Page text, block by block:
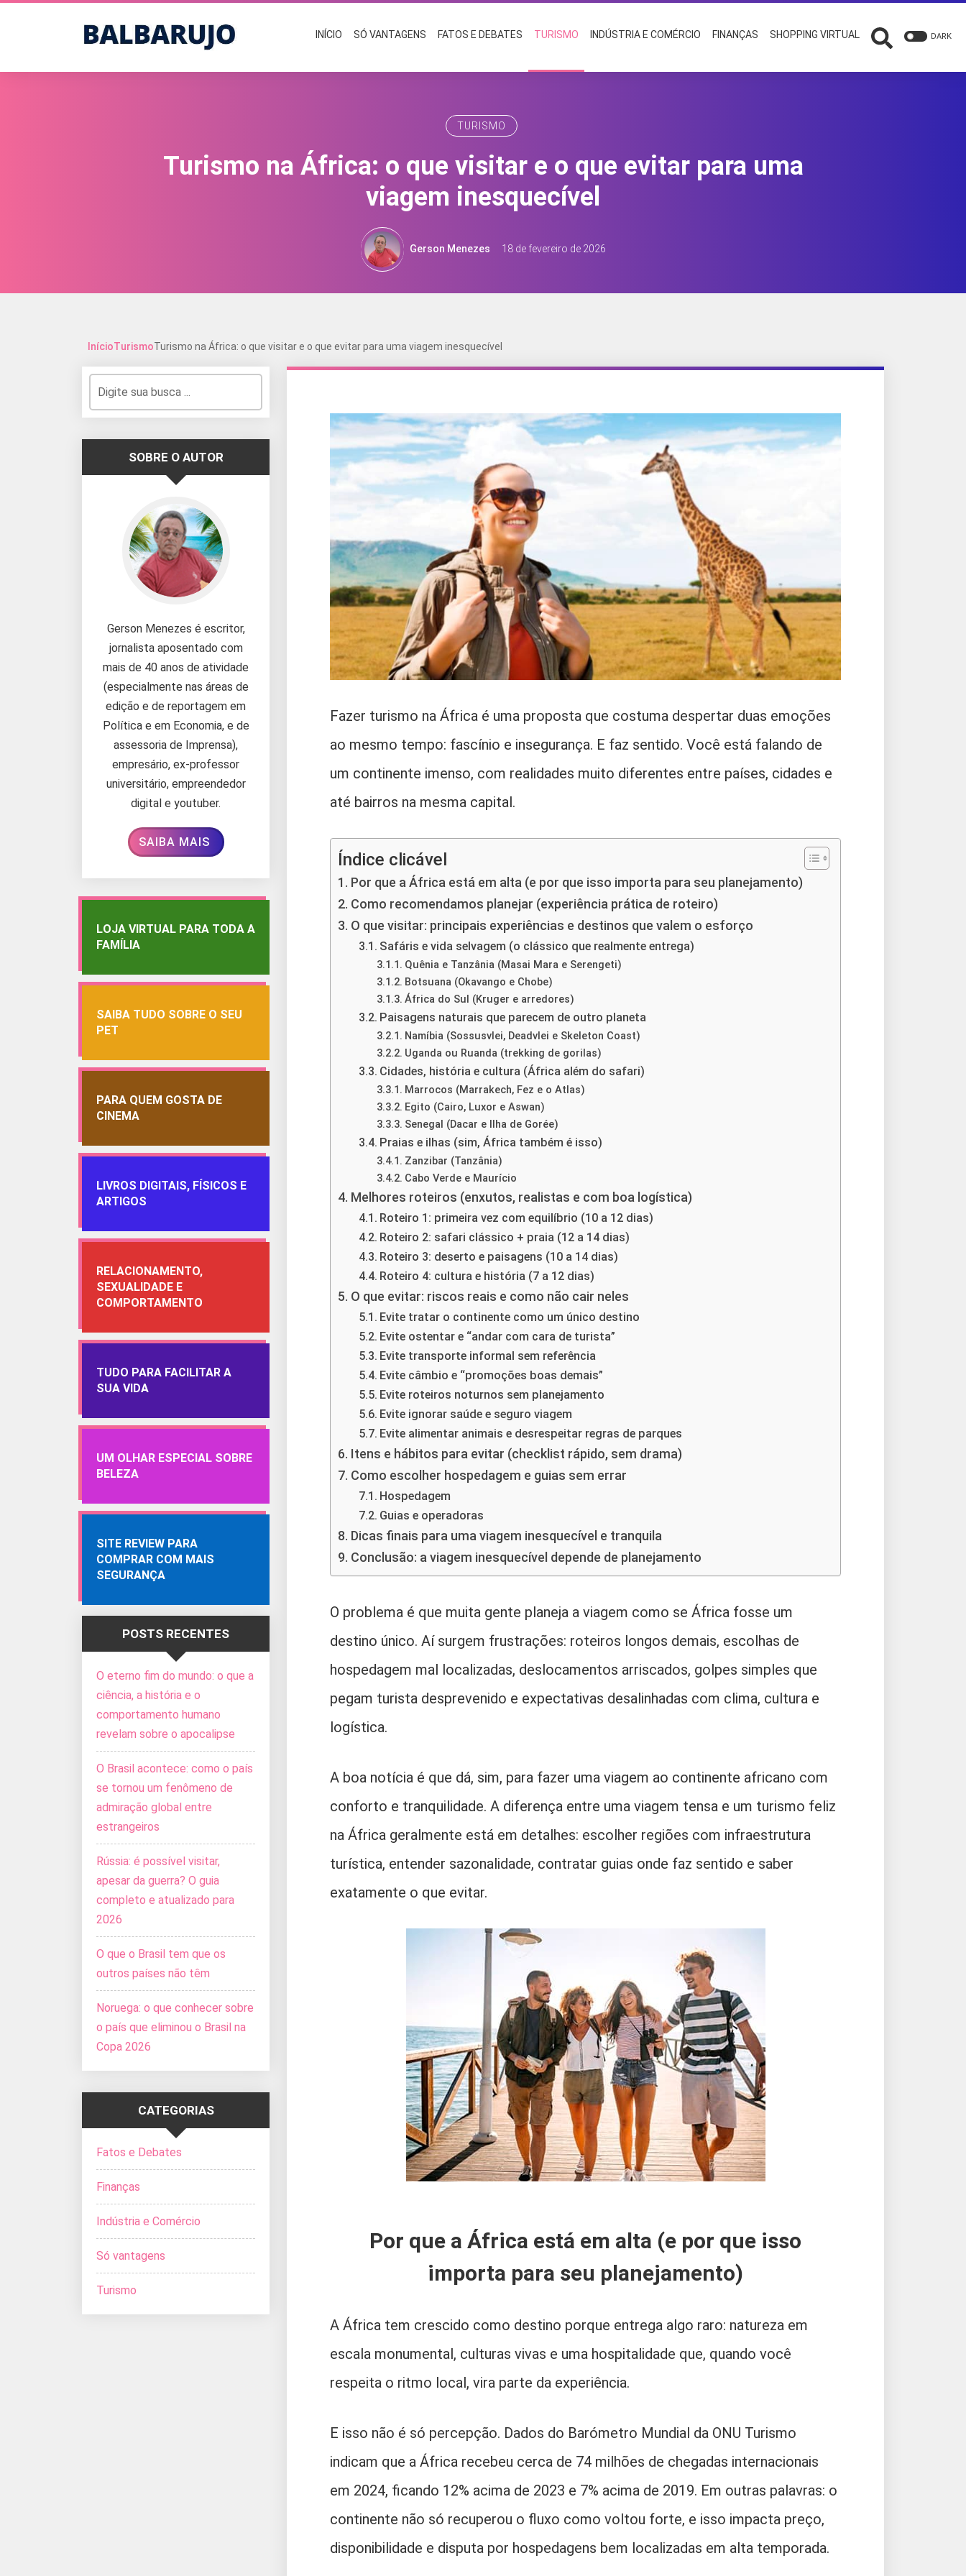
INÍCIO SÓ VANTAGENS FATOS E DEBATES TURISMO INDÚSTRIA E COMÉRCIO FINANÇAS SHOPPING VIRTUAL DARK
TURISMO
Turismo na África: o que visitar e o que evitar para uma
viagem inesquecível
Gerson Menezes 18 de fevereiro de 2026
InícioTurismoTurismo na África: o que visitar e o que evitar para uma viagem inesquecível
Fazer turismo na África é uma proposta que costuma despertar duas emoções
ao mesmo tempo: fascínio e insegurança. E faz sentido. Você está falando de
um continente imenso, com realidades muito diferentes entre países, cidades e
até bairros na mesma capital.
Índice clicável
Por que a África está em alta (e por que isso importa para seu planejamento)
Como recomendamos planejar (experiência prática de roteiro)
O que visitar: principais experiências e destinos que valem o esforço
Safáris e vida selvagem (o clássico que realmente entrega)
Quênia e Tanzânia (Masai Mara e Serengeti)
Botsuana (Okavango e Chobe)
África do Sul (Kruger e arredores)
Paisagens naturais que parecem de outro planeta
Namíbia (Sossusvlei, Deadvlei e Skeleton Coast)
Uganda ou Ruanda (trekking de gorilas)
Cidades, história e cultura (África além do safari)
Marrocos (Marrakech, Fez e o Atlas)
Egito (Cairo, Luxor e Aswan)
Senegal (Dacar e Ilha de Gorée)
Praias e ilhas (sim, África também é isso)
Zanzibar (Tanzânia)
Cabo Verde e Maurício
Melhores roteiros (enxutos, realistas e com boa logística)
Roteiro 1: primeira vez com equilíbrio (10 a 12 dias)
Roteiro 2: safari clássico + praia (12 a 14 dias)
Roteiro 3: deserto e paisagens (10 a 14 dias)
Roteiro 4: cultura e história (7 a 12 dias)
O que evitar: riscos reais e como não cair neles
Evite tratar o continente como um único destino
Evite ostentar e “andar com cara de turista”
Evite transporte informal sem referência
Evite câmbio e “promoções boas demais”
Evite roteiros noturnos sem planejamento
Evite ignorar saúde e seguro viagem
Evite alimentar animais e desrespeitar regras de parques
Itens e hábitos para evitar (checklist rápido, sem drama)
Como escolher hospedagem e guias sem errar
Hospedagem
Guias e operadoras
Dicas finais para uma viagem inesquecível e tranquila
Conclusão: a viagem inesquecível depende de planejamento
O problema é que muita gente planeja a viagem como se África fosse um
destino único. Aí surgem frustrações: roteiros longos demais, escolhas de
hospedagem mal localizadas, deslocamentos arriscados, golpes simples que
pegam turista desprevenido e expectativas desalinhadas com clima, cultura e
logística.
A boa notícia é que dá, sim, para fazer uma viagem ao continente africano com
conforto e tranquilidade. A diferença entre uma viagem tensa e um turismo feliz
na África geralmente está em detalhes: escolher regiões com infraestrutura
turística, entender sazonalidade, contratar guias onde faz sentido e saber
exatamente o que evitar.
Por que a África está em alta (e por que isso
importa para seu planejamento)
A África tem crescido como destino porque entrega algo raro: natureza em
escala monumental, culturas vivas e uma hospitalidade que, quando você
respeita o ritmo local, vira parte da experiência.
E isso não é só percepção. Dados do Barómetro Mundial da ONU Turismo
indicam que a África recebeu cerca de 74 milhões de chegadas internacionais
em 2024, ficando 12% acima de 2023 e 7% acima de 2019. Em outras palavras: o
continente não só recuperou o fluxo como voltou forte, e isso impacta preço,
disponibilidade e disputa por hospedagens bem localizadas em alta temporada.
SOBRE O AUTOR
Gerson Menezes é escritor,
jornalista aposentado com
mais de 40 anos de atividade
(especialmente nas áreas de
edição e de reportagem em
Política e em Economia, e de
assessoria de Imprensa),
empresário, ex-professor
universitário, empreendedor
digital e youtuber.
SAIBA MAIS
LOJA VIRTUAL PARA TODA A
FAMÍLIA
SAIBA TUDO SOBRE O SEU
PET
PARA QUEM GOSTA DE
CINEMA
LIVROS DIGITAIS, FÍSICOS E
ARTIGOS
RELACIONAMENTO,
SEXUALIDADE E
COMPORTAMENTO
TUDO PARA FACILITAR A
SUA VIDA
UM OLHAR ESPECIAL SOBRE
BELEZA
SITE REVIEW PARA
COMPRAR COM MAIS
SEGURANÇA
POSTS RECENTES
O eterno fim do mundo: o que a
ciência, a história e o
comportamento humano
revelam sobre o apocalipse
O Brasil acontece: como o país
se tornou um fenômeno de
admiração global entre
estrangeiros
Rússia: é possível visitar,
apesar da guerra? O guia
completo e atualizado para
2026
O que o Brasil tem que os
outros países não têm
Noruega: o que conhecer sobre
o país que eliminou o Brasil na
Copa 2026
CATEGORIAS
Fatos e Debates
Finanças
Indústria e Comércio
Só vantagens
Turismo